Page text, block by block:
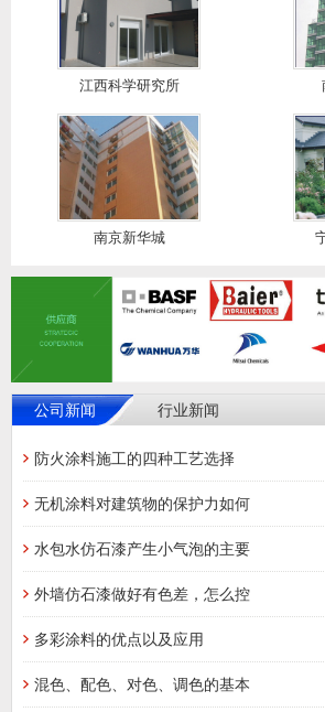
江西科学研究所
南京新华城
公司新闻 行业新闻
防火涂料施工的四种工艺选择
无机涂料对建筑物的保护力如何
水包水仿石漆产生小气泡的主要
外墙仿石漆做好有色差，怎么控
多彩涂料的优点以及应用
混色、配色、对色、调色的基本